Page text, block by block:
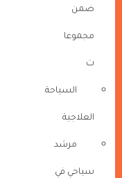
ضمن
مجموعا
ت
السياحة
العلاجية
مرشد
سياحي في